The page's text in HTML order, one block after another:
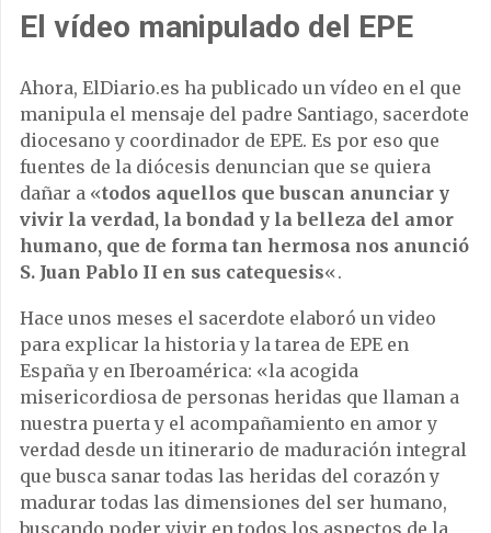
El vídeo manipulado del EPE
Ahora, ElDiario.es ha publicado un vídeo en el que
manipula el mensaje del padre Santiago, sacerdote
diocesano y coordinador de EPE. Es por eso que
fuentes de la diócesis denuncian que se quiera
dañar a «todos aquellos que buscan anunciar y
vivir la verdad, la bondad y la belleza del amor
humano, que de forma tan hermosa nos anunció
S. Juan Pablo II en sus catequesis«.
Hace unos meses el sacerdote elaboró un video
para explicar la historia y la tarea de EPE en
España y en Iberoamérica: «la acogida
misericordiosa de personas heridas que llaman a
nuestra puerta y el acompañamiento en amor y
verdad desde un itinerario de maduración integral
que busca sanar todas las heridas del corazón y
madurar todas las dimensiones del ser humano,